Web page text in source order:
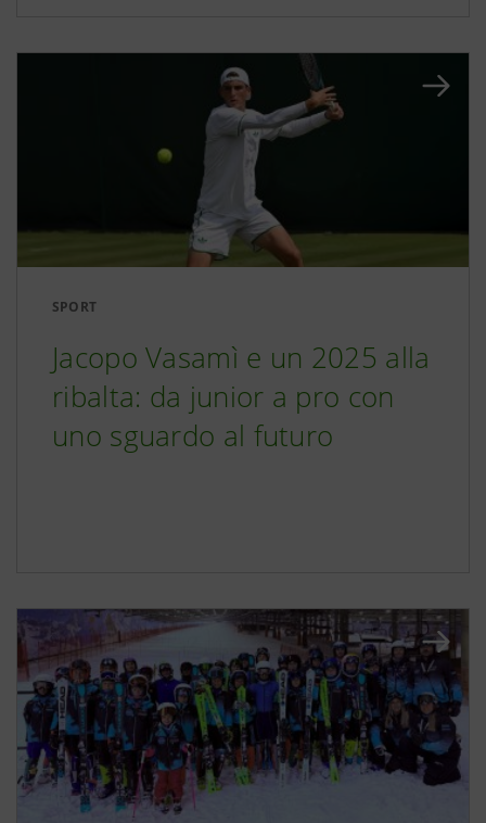
SPORT
Jacopo Vasamì e un 2025 alla
ribalta: da junior a pro con
uno sguardo al futuro